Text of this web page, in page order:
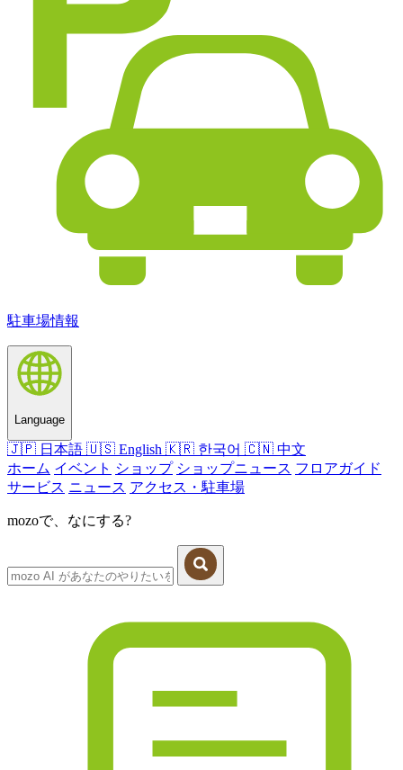
駐車場情報
Language
🇯🇵 日本語 🇺🇸 English 🇰🇷 한국어 🇨🇳 中文
ホーム イベント ショップ ショップニュース フロアガイド
サービス ニュース アクセス・駐車場
mozoで、なにする?